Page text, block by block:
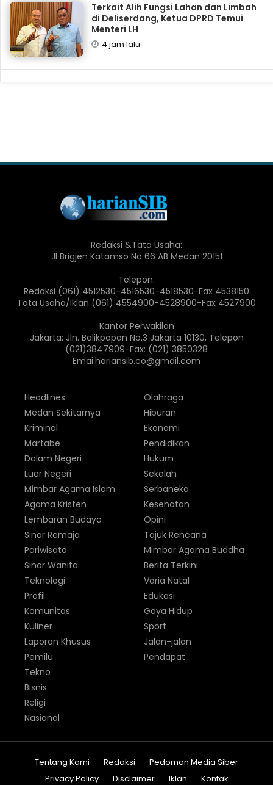
Terkait Alih Fungsi Lahan dan Limbah
di Deliserdang, Ketua DPRD Temui
Menteri LH
4 jam lalu
Redaksi &Tata Usaha:
Jl Brigjen Katamso No 66 AB Medan 20151
Telepon:
Redaksi (061) 4512530-4516530-4518530-Fax 4538150
Tata Usaha/Iklan (061) 4554900-4528900-Fax 4527900
Kantor Perwakilan
Jakarta: Jln. Balikpapan No.3 Jakarta 10130, Telepon
(021)3847909-Fax: (021) 3850328
Emai:hariansib.co@gmail.com
Headlines
Medan Sekitarnya
Kriminal
Martabe
Dalam Negeri
Luar Negeri
Olahraga
Hiburan
Ekonomi
Pendidikan
Hukum
Sekolah
Mimbar Agama Islam
Agama Kristen
Lembaran Budaya
Sinar Remaja
Pariwisata
Sinar Wanita
Serbaneka
Kesehatan
Opini
Tajuk Rencana
Mimbar Agama Buddha
Berita Terkini
Teknologi
Profil
Komunitas
Kuliner
Laporan Khusus
Pemilu
Varia Natal
Edukasi
Gaya Hidup
Sport
Jalan-jalan
Pendapat
Tekno
Bisnis
Religi
Nasional
Tentang Kami Redaksi
Pedoman Media Siber
Privacy Policy
Disclaimer Iklan Kontak